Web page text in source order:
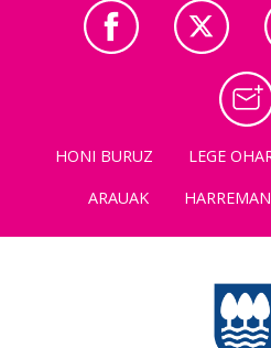
HONI BURUZ LEGE
ARAUAK